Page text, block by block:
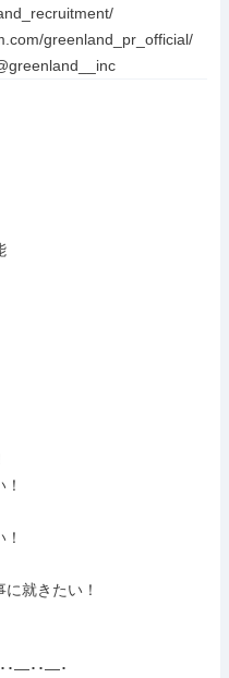
greenland_pr_official/
就きたい！
･―･･―･